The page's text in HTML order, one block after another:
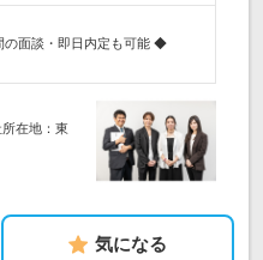
面談・即日内定も可能 ◆
在地：東
気になる